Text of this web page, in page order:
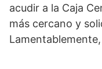
acudir a la Caja
más cercano y